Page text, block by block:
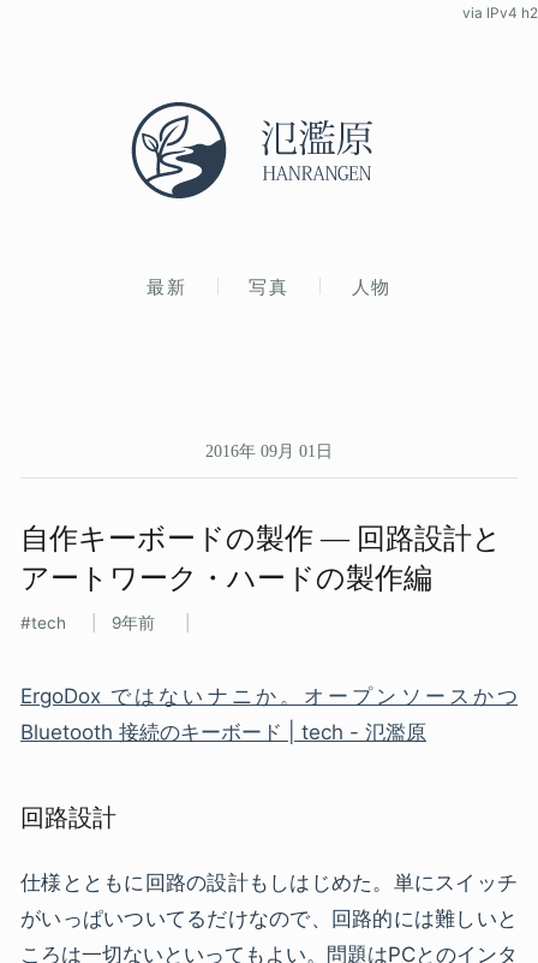
最新 写真 人物
via IPv4 h2
2016年 09月 01日
自作キーボードの​製作 — 回路設計と​
アートワーク・ハードの​製作編
tech 9年前
ErgoDox ではないナニか。オープンソースかつ
Bluetooth 接続のキーボード | tech - 氾濫原
回路設計
仕様とともに回路の設計もしはじめた。単にスイッチ
がいっぱいついてるだけなので、回路的には難しいと
ころは一切ないといってもよい。問題はPCとのインタ